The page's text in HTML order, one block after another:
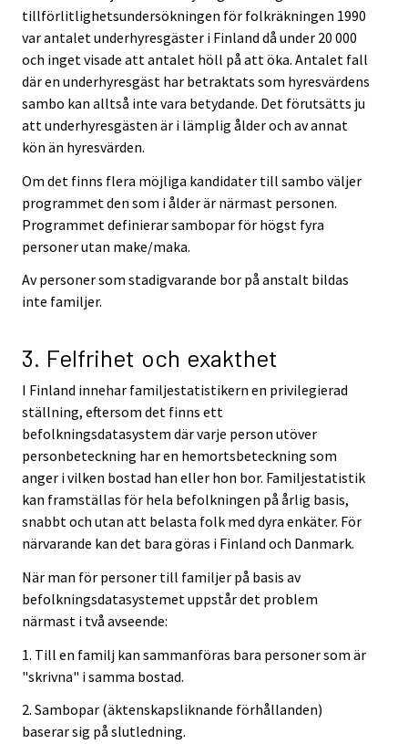
tillförlitlighetsundersökningen för folkräkningen 1990
var antalet underhyresgäster i Finland då under 20 000
och inget visade att antalet höll på att öka. Antalet fall
där en underhyresgäst har betraktats som hyresvärdens
sambo kan alltså inte vara betydande. Det förutsätts ju
att underhyresgästen är i lämplig ålder och av annat
kön än hyresvärden.
Om det finns flera möjliga kandidater till sambo väljer
programmet den som i ålder är närmast personen.
Programmet definierar sambopar för högst fyra
personer utan make/maka.
Av personer som stadigvarande bor på anstalt bildas
inte familjer.
3. Felfrihet och exakthet
I Finland innehar familjestatistikern en privilegierad
ställning, eftersom det finns ett
befolkningsdatasystem där varje person utöver
personbeteckning har en hemortsbeteckning som
anger i vilken bostad han eller hon bor. Familjestatistik
kan framställas för hela befolkningen på årlig basis,
snabbt och utan att belasta folk med dyra enkäter. För
närvarande kan det bara göras i Finland och Danmark.
När man för personer till familjer på basis av
befolkningsdatasystemet uppstår det problem
närmast i två avseende:
1. Till en familj kan sammanföras bara personer som är
"skrivna" i samma bostad.
2. Sambopar (äktenskapsliknande förhållanden)
baserar sig på slutledning.